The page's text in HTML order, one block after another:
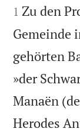


1 Zu den
Gemeinde
gehörten
»der
Manaën
Herodes